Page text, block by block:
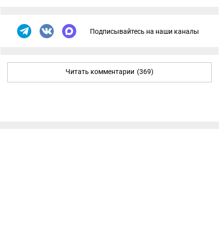
Подписывайтесь на наши каналы
Читать комментарии (369)